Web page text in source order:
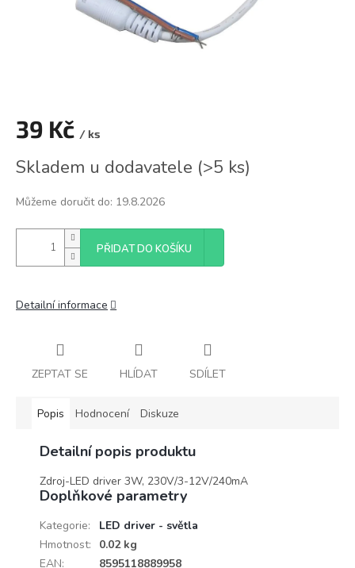
39 Kč / ks
cena:
Skladem u dodavatele (>5 ks)
Můžeme doručit do: 19.8.2026
PŘIDAT DO KOŠÍKU
Detailní informace
ZEPTAT SE HLÍDAT SDÍLET
Popis Hodnocení Diskuze
Detailní popis produktu
Zdroj-LED driver 3W, 230V/3-12V/240mA
Doplňkové parametry
Kategorie:
LED driver - světla
Hmotnost:
0.02 kg
EAN: 8595118889958